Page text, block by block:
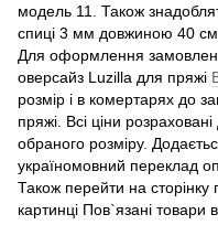
модель 11. Також
спиці 3 мм довжиною 40 см.
Для оформлення
оверсайз Luzilla для пряжі
розмір і в комертарях до
пряжі. Всі ціни розраховані
обраного розміру.
україномовний переклад
Також перейти на сторінку
картинці Пов`язані товари